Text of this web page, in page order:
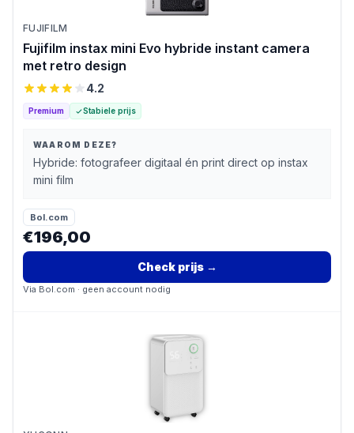
FUJIFILM
Fujifilm instax mini Evo hybride instant camera
met retro design
4.2
Premium Stabiele prijs
WAAROM DEZE?
Hybride: fotografeer digitaal én print direct op instax
mini film
Bol.com
€196,00
Check prijs→
Via Bol.com · geen account nodig